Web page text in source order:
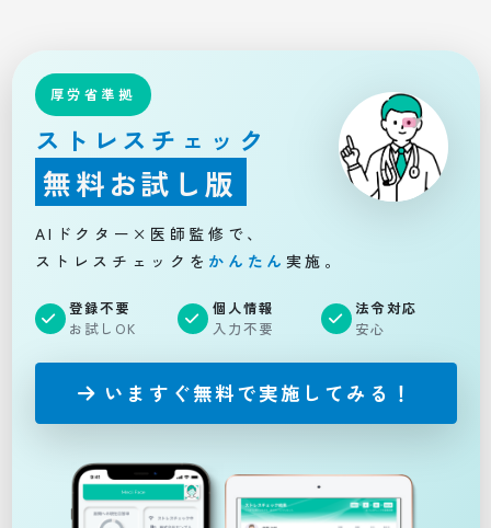
厚労省準拠
ストレスチェック
無料お試し版
AIドクター×医師監修で、
ストレスチェックを かんたん 実施。
登録不要
お試しOK
個人情報
入力不要
法令対応
安心
いますぐ無料で実施してみる！